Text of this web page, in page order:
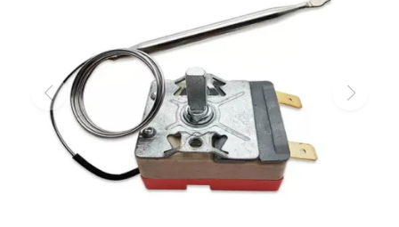
Lavadoras y lavavajillas
Secarropas
Refrigeración